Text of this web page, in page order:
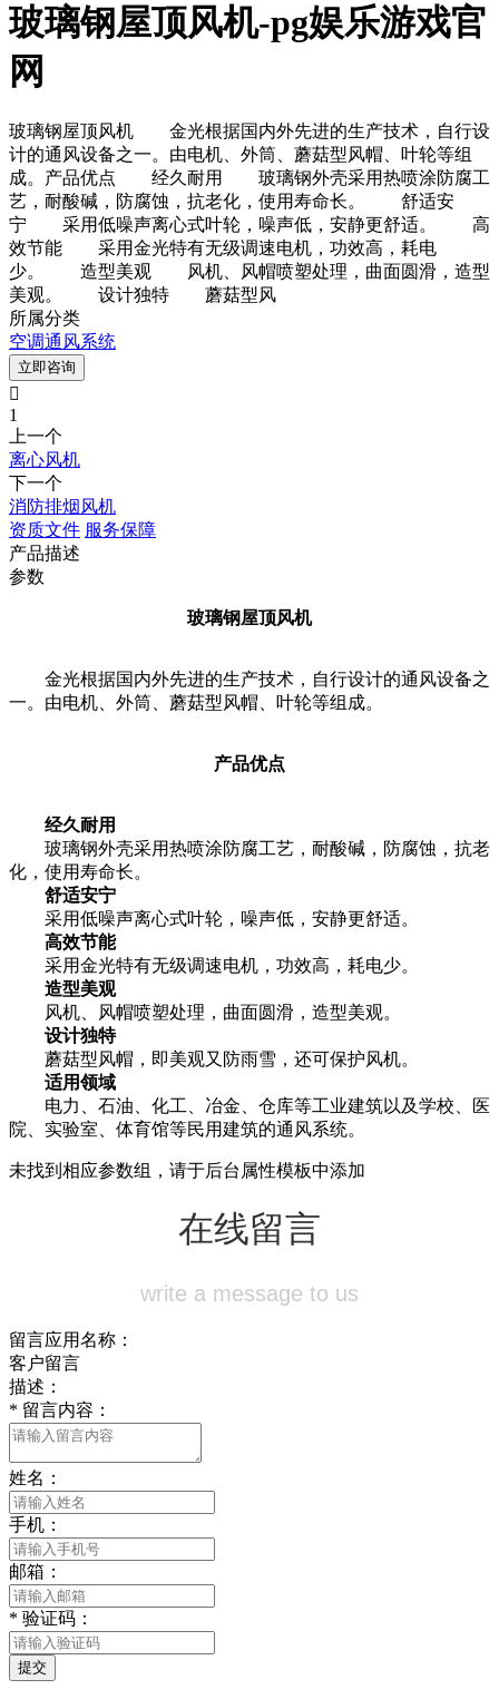
玻璃钢屋顶风机-pg娱乐游戏官
网
玻璃钢屋顶风机 金光根据国内外先进的生产技术，自行设
计的通风设备之一。由电机、外筒、蘑菇型风帽、叶轮等组
成。产品优点 经久耐用 玻璃钢外壳采用热喷涂防腐工
艺，耐酸碱，防腐蚀，抗老化，使用寿命长。 舒适安
宁 采用低噪声离心式叶轮，噪声低，安静更舒适。 高
效节能 采用金光特有无级调速电机，功效高，耗电
少。 造型美观 风机、风帽喷塑处理，曲面圆滑，造型
美观。 设计独特 蘑菇型风
所属分类
空调通风系统
立即咨询

1
上一个
离心风机
下一个
消防排烟风机
资质文件 服务保障
产品描述
参数
玻璃钢屋顶风机
金光根据国内外先进的生产技术，自行设计的通风设备之
一。由电机、外筒、蘑菇型风帽、叶轮等组成。
产品优点
经久耐用
玻璃钢外壳采用热喷涂防腐工艺，耐酸碱，防腐蚀，抗老
化，使用寿命长。
舒适安宁
采用低噪声离心式叶轮，噪声低，安静更舒适。
高效节能
采用金光特有无级调速电机，功效高，耗电少。
造型美观
风机、风帽喷塑处理，曲面圆滑，造型美观。
设计独特
蘑菇型风帽，即美观又防雨雪，还可保护风机。
适用领域
电力、石油、化工、冶金、仓库等工业建筑以及学校、医
院、实验室、体育馆等民用建筑的通风系统。
未找到相应参数组，请于后台属性模板中添加
在线留言
write a message to us
留言应用名称：
客户留言
描述：
* 留言内容：
姓名：
手机：
邮箱：
* 验证码：
提交